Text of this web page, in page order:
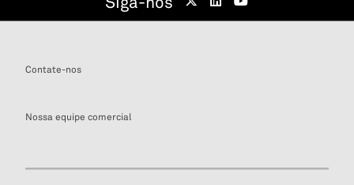
Contate-nos
Nossa equipe comercial